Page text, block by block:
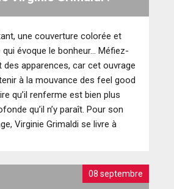
une couverture colorée et
évoque le bonheur… Méfiez-
des apparences, car cet ouvrage
à la mouvance des feel good
qu’il renferme est bien plus
qu’il n’y paraît. Pour son
Virginie Grimaldi se livre à
08 septembre